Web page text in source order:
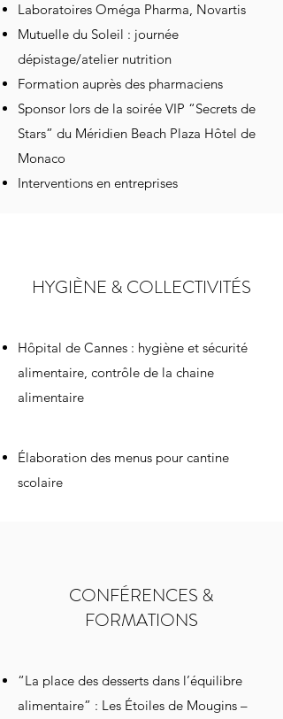
Laboratoires Oméga Pharma, Novartis
Mutuelle du Soleil : journée
dépistage/atelier nutrition
Formation auprès des pharmaciens
Sponsor lors de la soirée VIP “Secrets de
Stars” du Méridien Beach Plaza Hôtel de
Monaco
Interventions en entreprises
HYGIÈNE & COLLECTIVITÉS
Hôpital de Cannes : hygiène et sécurité
alimentaire, contrôle de la chaine
alimentaire
Élaboration des menus pour cantine
scolaire
CONFÉRENCES &
FORMATIONS
“La place des desserts dans l’équilibre
alimentaire” : Les Étoiles de Mougins –